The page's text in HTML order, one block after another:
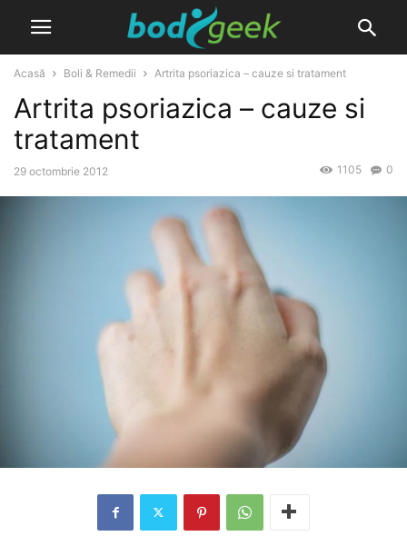
Acasă Boli & Remedii Artrita psoriazica – cauze si tratament
Artrita psoriazica – cauze si
tratament
29 octombrie 2012 0
1105